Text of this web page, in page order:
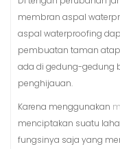
membran aspal
aspal waterproofing
pembuatan taman
ada di gedung-gedung
penghijauan.
Karena menggunakan
menciptakan suatu
fungsinya saja yang